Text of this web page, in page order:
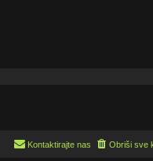
Obriši sve
Kontaktirajte nas